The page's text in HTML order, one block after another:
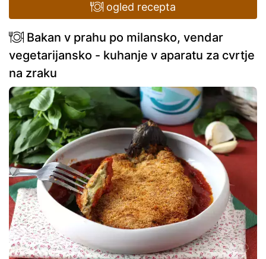
ogled recepta
Bakan v prahu po milansko, vendar
vegetarijansko - kuhanje v aparatu za cvrtje
na zraku